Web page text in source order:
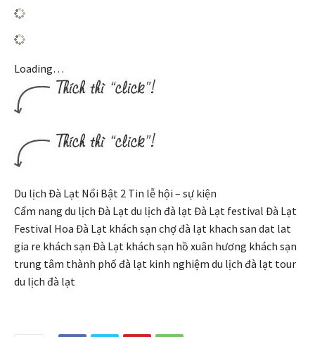
Loading…
Du lịch Đà Lạt Nổi Bật 2 Tin lễ hội – sự kiện
Cẩm nang du lịch Đà Lạt du lịch đà lạt Đà Lạt festival Đà Lạt
Festival Hoa Đà Lạt khách sạn chợ đà lạt khach san dat lat
gia re khách sạn Đà Lạt khách sạn hồ xuân hương khách sạn
trung tâm thành phố đà lạt kinh nghiệm du lịch đà lạt tour
du lịch đà lạt